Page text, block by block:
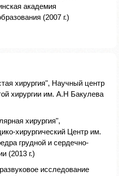
академия
(2007 г.)
хирургия", Научный центр
хирургии им. А.Н Бакулева
хирургия",
хирургический Центр им.
грудной и сердечно-
(2013 г.)
исследование